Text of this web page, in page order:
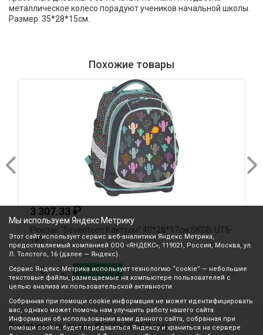
металлическое колесо порадуют учеников начальной школы.
Размер: 35*28*15см.
Похожие товары
3 307.33₽
Рюкзак "Seventeen.Кактусы" 40*28*17см SKGB-UT5-
183
В корзину
Все права защищены © 2003-2026 Вилор
Мы используем Яндекс Метрику
Этот сайт использует сервис веб-аналитики Яндекс Метрика,
предоставляемый компанией ООО «ЯНДЕКС», 119021, Россия, Москва, ул.
Л. Толстого, 16 (далее — Яндекс).
Сервис Яндекс Метрика использует технологию “cookie” — небольшие
текстовые файлы, размещаемые на компьютере пользователей с
целью анализа их пользовательской активности.
Собранная при помощи cookie информация не может идентифицировать
вас, однако может помочь нам улучшить работу нашего сайта.
Информация об использовании вами данного сайта, собранная при
помощи cookie, будет передаваться Яндексу и храниться на сервере